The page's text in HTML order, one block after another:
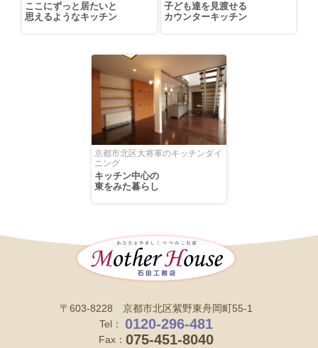
ここにずっと居たいと
思えるようなキッチン
子ども達を見渡せる
カウンターキッチン
京都市北区大将軍のキッチンダイ
ニング
キッチン中心の
東をみた暮らし
〒603-8228 京都市北区紫野東舟岡町55-1
Tel：
0120-296-481
Fax： 075-451-8040